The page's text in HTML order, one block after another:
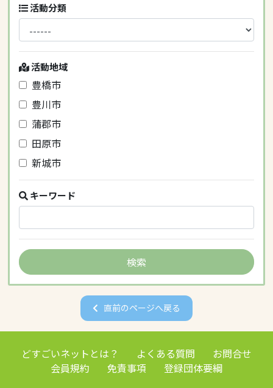
活動分類
活動地域
豊橋市
豊川市
蒲郡市
田原市
新城市
キーワード
直前のページへ戻る
どすごいネットとは？ よくある質問
お問合せ
会員規約
免責事項 登録団体要綱